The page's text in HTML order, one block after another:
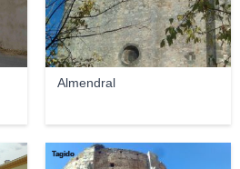
Almendral
Tagido